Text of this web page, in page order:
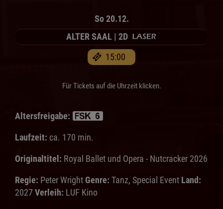
So 20.12.
15:00
ALTER SAAL | 2D
Für Tickets auf die Uhrzeit klicken.
Altersfreigabe:
Laufzeit: ca. 170 min.
Originaltitel: Royal Ballet und Opera - Nutcracker 2026
Regie: Peter Wright Genre: Tanz, Special Event Land:
2027 Verleih: LUF Kino